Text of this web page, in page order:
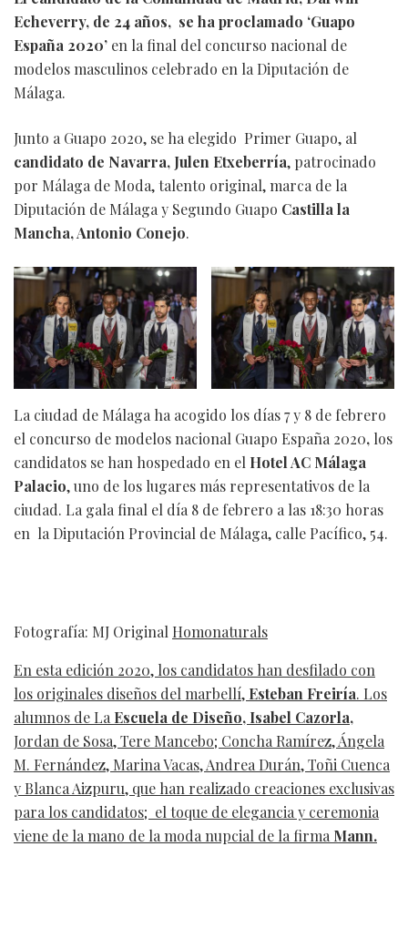
Echeverry, de 24 años, se ha proclamado ‘Guapo
España 2020’ en la final del concurso nacional de
modelos masculinos celebrado en la Diputación de
Málaga.
Junto a Guapo 2020, se ha elegido Primer Guapo, al
candidato de Navarra, Julen Etxeberría, patrocinado
por Málaga de Moda, talento original, marca de la
Diputación de Málaga y Segundo Guapo Castilla la
Mancha, Antonio Conejo.
La ciudad de Málaga ha acogido los días 7 y 8 de febrero
el concurso de modelos nacional Guapo España 2020, los
candidatos se han hospedado en el Hotel AC Málaga
Palacio, uno de los lugares más representativos de la
ciudad. La gala final el día 8 de febrero a las 18:30 horas
en la Diputación Provincial de Málaga, calle Pacífico, 54.
Fotografía: MJ Original Homonaturals
En esta edición 2020, los candidatos han desfilado con
los originales diseños del marbellí, Esteban Freiría. Los
alumnos de LaEscuela de Diseño, Isabel Cazorla,
Jordan de Sosa, Tere Mancebo; Concha Ramírez, Ángela
M. Fernández, Marina Vacas, Andrea Durán, Toñi Cuenca
y Blanca Aizpuru, que han realizado creaciones exclusivas
para los candidatos; el toque de elegancia y ceremonia
viene de la mano de la moda nupcial de la firmaMann.